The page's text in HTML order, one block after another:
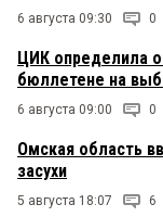
6 августа 09:30 0
ЦИК определила
бюллетене на
6 августа 09:00 0
Омская область
засухи
5 августа 18:07 6